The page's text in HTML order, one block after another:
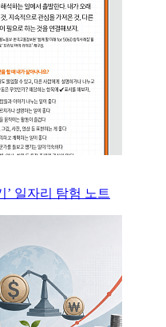
’ 일자리 탐험 노트